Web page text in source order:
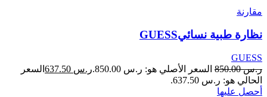
مقارنة
نظارة طبية نسائيGUESS
GUESS
ر.س850.00 السعر الأصلي هو: ر.س 850.00. ر.س
السعر
الحالي هو: ر.س 637.50.
أحصل عليها